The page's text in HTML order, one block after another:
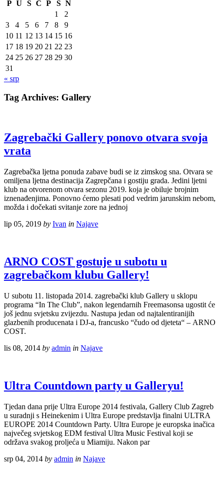
P U S Č P S N
1
2
3
4 5 6 7 8
9
10 11 12 13 14 15 16
17 18 19 20 21 22 23
24 25 26 27 28 29 30
31
« srp
Tag Archives: Gallery
Zagrebački Gallery ponovo otvara svoja
vrata
Zagrebačka ljetna ponuda zabave budi se iz zimskog sna. Otvara se
omiljena ljetna destinacija Zagrepčana i gostiju grada. Jedini ljetni
klub na otvorenom otvara sezonu 2019. koja je obiluje brojnim
iznenađenjima. Ponovno ćemo plesati pod vedrim jarunskim nebom,
možda i dočekati svitanje zore na jednoj
lip 05, 2019 by Ivan in Najave
ARNO COST gostuje u subotu u
zagrebačkom klubu Gallery!
U subotu 11. listopada 2014. zagrebački klub Gallery u sklopu
programa “In The Club”, nakon legendarnih Freemasonsa ugostit će
još jednu svjetsku zvijezdu. Nastupa jedan od najtalentiranijih
glazbenih producenata i DJ-a, francusko “čudo od djeteta“ – ARNO
COST.
lis 08, 2014 by admin in Najave
Ultra Countdown party u Galleryu!
Tjedan dana prije Ultra Europe 2014 festivala, Gallery Club Zagreb
u suradnji s Heinekenim i Ultra Europe predstavlja finalni ULTRA
EUROPE 2014 Countdown Party. Ultra Europe je europska inačica
največeg svjetskog EDM festival Ultra Music Festival koji se
održava svakog proljeća u Miamiju. Nakon par
srp 04, 2014 by admin in Najave